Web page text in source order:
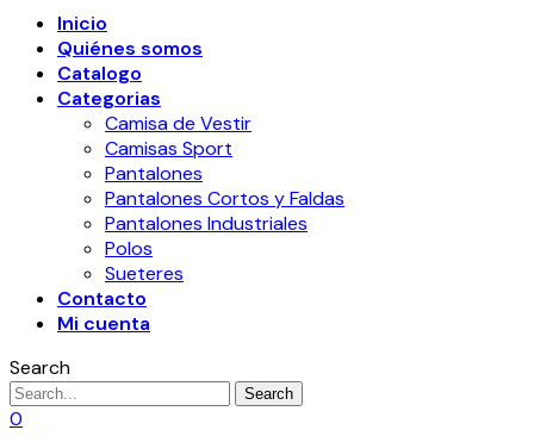
Inicio
Quiénes somos
Catalogo
Categorias
Camisa de Vestir
Camisas Sport
Pantalones
Pantalones Cortos y Faldas
Pantalones Industriales
Polos
Sueteres
Contacto
Mi cuenta
Search
Search
0